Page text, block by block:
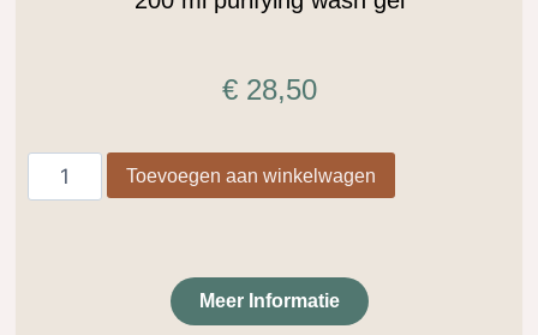
€28,50
Toevoegen aan winkelwagen
Meer Informatie